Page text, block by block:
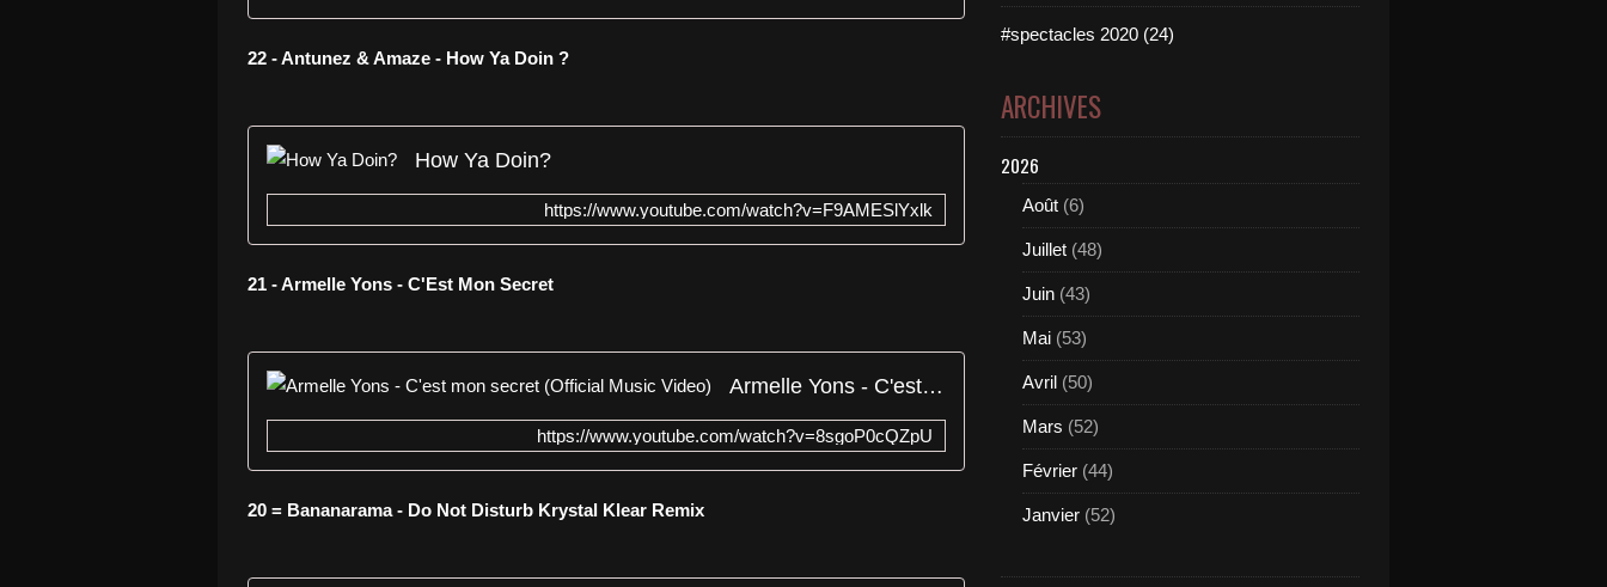
22 - Antunez & Amaze - How Ya Doin ?
How Ya Doin?
https://www.youtube.com/watch?v=F9AMESlYxlk
21 - Armelle Yons - C'Est Mon Secret
Armelle Yons - C'est mon secret (Official Music Video)
https://www.youtube.com/watch?v=8sgoP0cQZpU
20 = Bananarama - Do Not Disturb Krystal Klear Remix
#spectacles 2020 (24)
ARCHIVES
2026
Août (6)
Juillet (48)
Juin (43)
Mai (53)
Avril (50)
Mars (52)
Février (44)
Janvier (52)